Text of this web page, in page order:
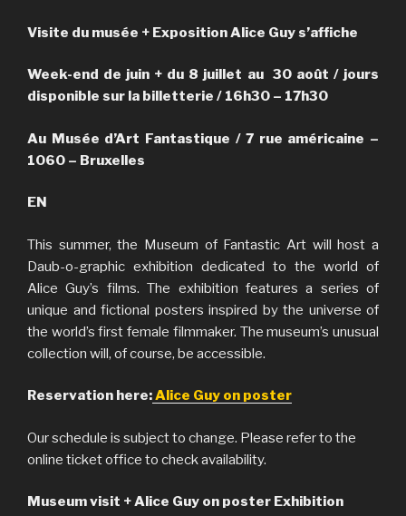
Visite du musée + Exposition Alice Guy s’affiche
Week-end de juin + du 8 juillet au 30 août / jours
disponible sur la billetterie / 16h30 – 17h30
Au Musée d’Art Fantastique / 7 rue américaine –
1060 – Bruxelles
EN
This summer, the Museum of Fantastic Art will host a
Daub-o-graphic exhibition dedicated to the world of
Alice Guy’s films. The exhibition features a series of
unique and fictional posters inspired by the universe of
the world’s first female filmmaker. The museum’s unusual
collection will, of course, be accessible.
Reservation here:Alice Guy on poster
Our schedule is subject to change. Please refer to the
online ticket office to check availability.
Museum visit + Alice Guy on poster Exhibition